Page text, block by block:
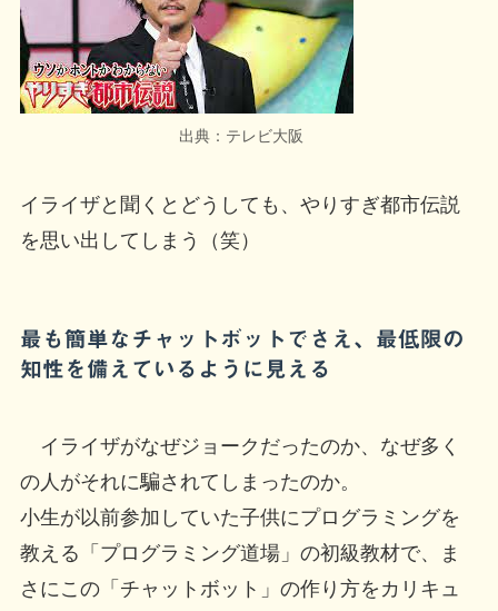
出典：テレビ大阪
イライザと聞くとどうしても、やりすぎ都市伝説
を思い出してしまう（笑）
最も簡単なチャットボットでさえ、最低限の
知性を備えているように見える
イライザがなぜジョークだったのか、なぜ多く
の人がそれに騙されてしまったのか。
小生が以前参加していた子供にプログラミングを
教える「プログラミング道場」の初級教材で、ま
さにこの「チャットボット」の作り方をカリキュ